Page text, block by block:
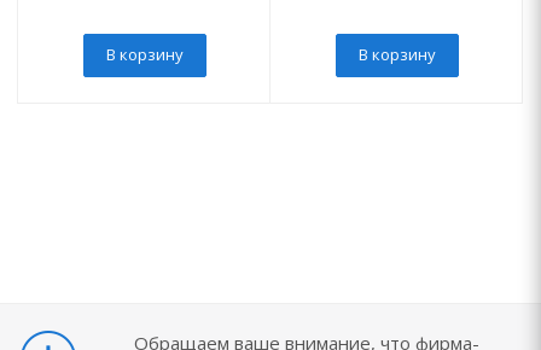
В корзину В корзину
Обращаем ваше внимание, что фирма-